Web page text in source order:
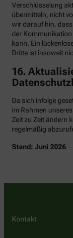
Verschlüsselung
übermitteln, nicht
wir darauf hin,
der
kann. Ein
Dritte ist insoweit
16.
Da sich infolge
im Rahmen
Zeit zu Zeit ändern
regelmäßig
Stand: Juni 2026
Kontakt